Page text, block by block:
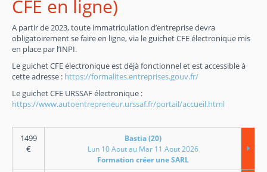
CFE en ligne)
A partir de 2023, toute immatriculation d’entreprise devra
obligatoirement se faire en ligne, via le guichet CFE électronique mis
en place par l’INPI.
Le guichet CFE électronique est déjà fonctionnel et est accessible à
cette adresse : https://formalites.entreprises.gouv.fr/
Le guichet CFE URSSAF électronique :
https://www.autoentrepreneur.urssaf.fr/portail/accueil.html
1499
€
Bastia (20)
Lun 10 Aout au Mar 11 Aout 2026
Formation créer une SARL